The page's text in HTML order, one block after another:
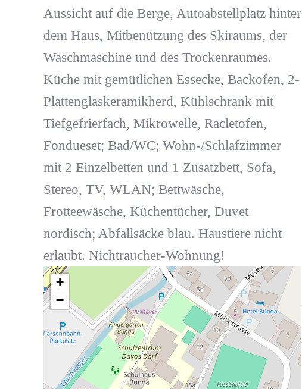
Aussicht auf die Berge, Autoabstellplatz hinter
dem Haus, Mitbenützung des Skiraums, der
Waschmaschine und des Trockenraumes.
Küche mit gemütlichen Essecke, Backofen, 2-
Plattenglaskeramikherd, Kühlschrank mit
Tiefgefrierfach, Mikrowelle, Racletofen,
Fondueset; Bad/WC; Wohn-/Schlafzimmer
mit 2 Einzelbetten und 1 Zusatzbett, Sofa,
Stereo, TV, WLAN; Bettwäsche,
Frotteewäsche, Küchentücher, Duvet
nordisch; Abfallsäcke blau. Haustiere nicht
erlaubt. Nichtraucher-Wohnung!
+
−